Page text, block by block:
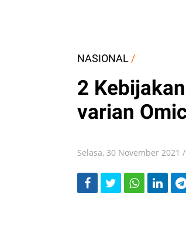
NASIONAL /
2
varian
Selasa, 30 November 2021